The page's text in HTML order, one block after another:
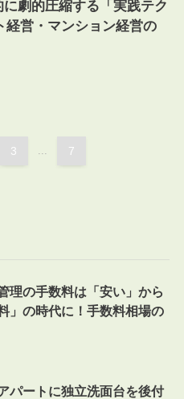
劇的圧縮する「実践テク
経営・マンション経営の
3 7
理の手数料は「安い」から
料」の時代に！手数料相場の
パートに独立洗面台を後付